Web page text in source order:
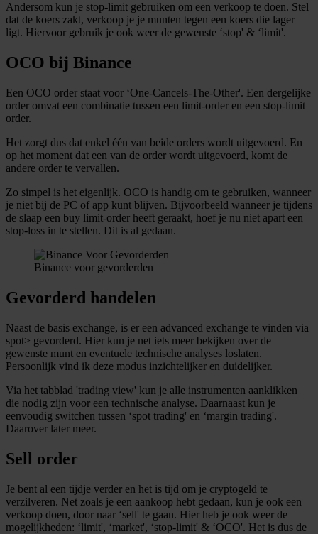
Andersom kun je stop-limit gebruiken om een verkoop te doen. Stel
dat de koers zakt, verkoop je je munten tegen een koers die lager
ligt. Hiervoor gebruik je ook weer de gewenste ‘stop' & ‘limit'.
OCO bij Binance
Een OCO order staat voor ‘One-Cancels-The-Other'. Een dergelijke
order omvat een combinatie tussen een limit-order en een stop-limit
order.
Het zorgt dus dat enkel één van beide orders wordt uitgevoerd. En
op het moment dat een van de order wordt uitgevoerd, komt de
andere order te vervallen.
Zo simpel is het eigenlijk. OCO is handig om te gebruiken, wanneer
je niet bij de PC of app kunt blijven. Bijvoorbeeld wanneer je tijdens
de slaap een buy limit-order heeft geraakt, hoef je nu niet apart een
stop-loss in te stellen. Dit is al gedaan.
Binance voor gevorderden
Gevorderd handelen
Naast de basis exchange, is er een advanced exchange te vinden via
spot> gevorderd. Hier kun je net iets meer bekijken over de
gewenste munt en eventuele technische analyses loslaten.
Persoonlijk vind ik deze modus inzichtelijker en duidelijker.
Via het tabblad 'trading view' kun je alle instrumenten aanklikken
die nodig zijn voor een technische analyse. Daarnaast kun je
eenvoudig switchen tussen ‘spot trading' en ‘margin trading'.
Daarover later meer.
Sell order
Je bent al een tijdje verder en het is tijd om je cryptogeld te
verzilveren. Net zoals je een aankoop hebt gedaan, kun je ook een
verkoop doen, door naar ‘sell' te gaan. Hier heb je ook weer de
mogelijkheden: ‘limit', ‘market', ‘stop-limit' & ‘OCO'. Het is dus de